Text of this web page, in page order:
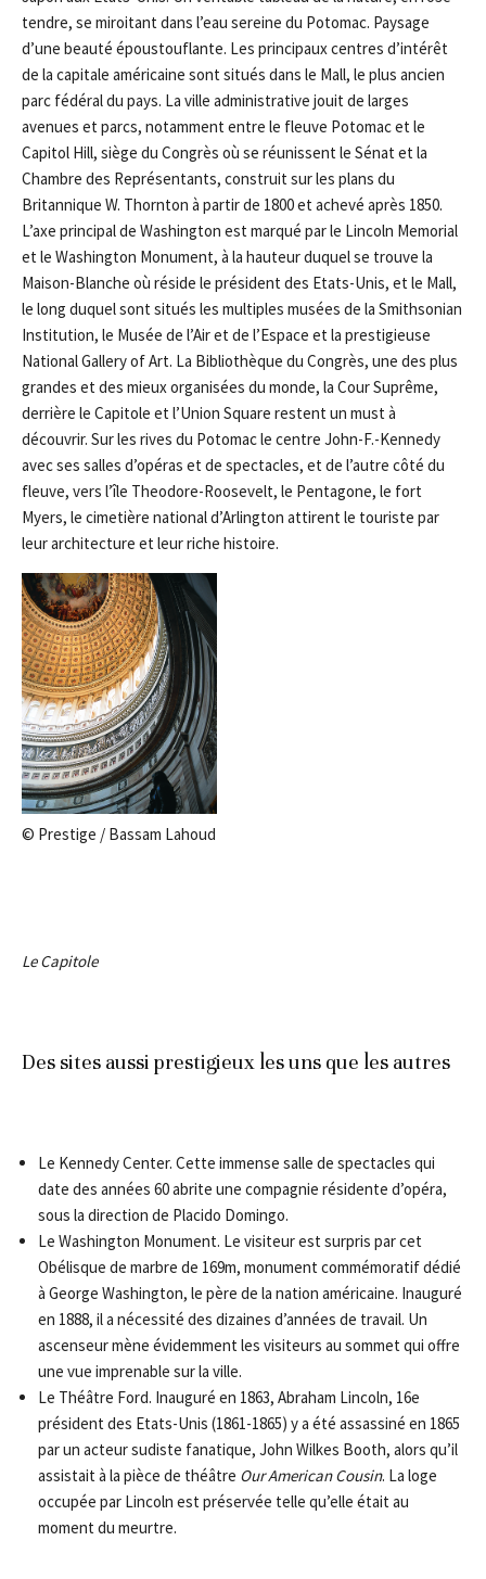
tendre, se miroitant dans l’eau sereine du Potomac. Paysage
d’une beauté époustouflante. Les principaux centres d’intérêt
de la capitale américaine sont situés dans le Mall, le plus ancien
parc fédéral du pays. La ville administrative jouit de larges
avenues et parcs, notamment entre le fleuve Potomac et le
Capitol Hill, siège du Congrès où se réunissent le Sénat et la
Chambre des Représentants, construit sur les plans du
Britannique W. Thornton à partir de 1800 et achevé après 1850.
L’axe principal de Washington est marqué par le Lincoln Memorial
et le Washington Monument, à la hauteur duquel se trouve la
Maison-Blanche où réside le président des Etats-Unis, et le Mall,
le long duquel sont situés les multiples musées de la Smithsonian
Institution, le Musée de l’Air et de l’Espace et la prestigieuse
National Gallery of Art. La Bibliothèque du Congrès, une des plus
grandes et des mieux organisées du monde, la Cour Suprême,
derrière le Capitole et l’Union Square restent un must à
découvrir. Sur les rives du Potomac le centre John-F.-Kennedy
avec ses salles d’opéras et de spectacles, et de l’autre côté du
fleuve, vers l’île Theodore-Roosevelt, le Pentagone, le fort
Myers, le cimetière national d’Arlington attirent le touriste par
leur architecture et leur riche histoire.
© Prestige / Bassam Lahoud
Le Capitole
Des sites aussi prestigieux les uns que les autres
Le Kennedy Center. Cette immense salle de spectacles qui
date des années 60 abrite une compagnie résidente d’opéra,
sous la direction de Placido Domingo.
Le Washington Monument. Le visiteur est surpris par cet
Obélisque de marbre de 169m, monument commémoratif dédié
à George Washington, le père de la nation américaine. Inauguré
en 1888, il a nécessité des dizaines d’années de travail. Un
ascenseur mène évidemment les visiteurs au sommet qui offre
une vue imprenable sur la ville.
Le Théâtre Ford. Inauguré en 1863, Abraham Lincoln, 16e
président des Etats-Unis (1861-1865) y a été assassiné en 1865
par un acteur sudiste fanatique, John Wilkes Booth, alors qu’il
assistait à la pièce de théâtre Our American Cousin. La loge
occupée par Lincoln est préservée telle qu’elle était au
moment du meurtre.